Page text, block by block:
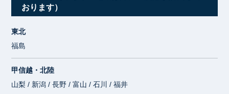
おります）
東北
福島
甲信越・北陸
山梨 / 新潟 / 長野 / 富山 / 石川 / 福井